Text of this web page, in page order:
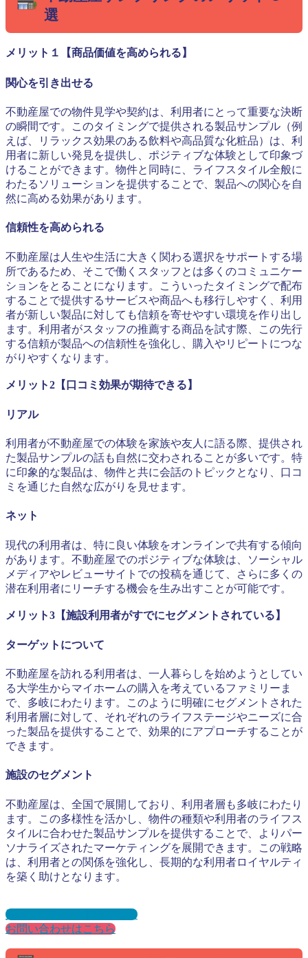
選
メリット１【商品価値を高められる】
関心を引き出せる
不動産屋での物件見学や契約は、利用者にとって重要な決断
の瞬間です。このタイミングで提供される製品サンプル（例
えば、リラックス効果のある飲料や高品質な化粧品）は、利
用者に新しい発見を提供し、ポジティブな体験として印象づ
けることができます。物件と同時に、ライフスタイル全般に
わたるソリューションを提供することで、製品への関心を自
然に高める効果があります。
信頼性を高められる
不動産屋は人生や生活に大きく関わる選択をサポートする場
所であるため、そこで働くスタッフとは多くのコミュニケー
ションをとることになります。こういったタイミングで配布
することで提供するサービスや商品へも移行しやすく、利用
者が新しい製品に対しても信頼を寄せやすい環境を作り出し
ます。利用者がスタッフの推薦する商品を試す際、この先行
する信頼が製品への信頼性を強化し、購入やリピートにつな
がりやすくなります。
メリット2【口コミ効果が期待できる】
リアル
利用者が不動産屋での体験を家族や友人に語る際、提供され
た製品サンプルの話も自然に交わされることが多いです。特
に印象的な製品は、物件と共に会話のトピックとなり、口コ
ミを通じた自然な広がりを見せます。
ネット
現代の利用者は、特に良い体験をオンラインで共有する傾向
があります。不動産屋でのポジティブな体験は、ソーシャル
メディアやレビューサイトでの投稿を通じて、さらに多くの
潜在利用者にリーチする機会を生み出すことが可能です。
メリット3【施設利用者がすでにセグメントされている】
ターゲットについて
不動産屋を訪れる利用者は、一人暮らしを始めようとしてい
る大学生からマイホームの購入を考えているファミリーま
で、多岐にわたります。このように明確にセグメントされた
利用者層に対して、それぞれのライフステージやニーズに合
った製品を提供することで、効果的にアプローチすることが
できます。
施設のセグメント
不動産屋は、全国で展開しており、利用者層も多岐にわたり
ます。この多様性を活かし、物件の種類や利用者のライフス
タイルに合わせた製品サンプルを提供することで、よりパー
ソナライズされたマーケティングを展開できます。この戦略
は、利用者との関係を強化し、長期的な利用者ロイヤルティ
を築く助けとなります。
資料ダウンロードはこちら
お問い合わせはこちら